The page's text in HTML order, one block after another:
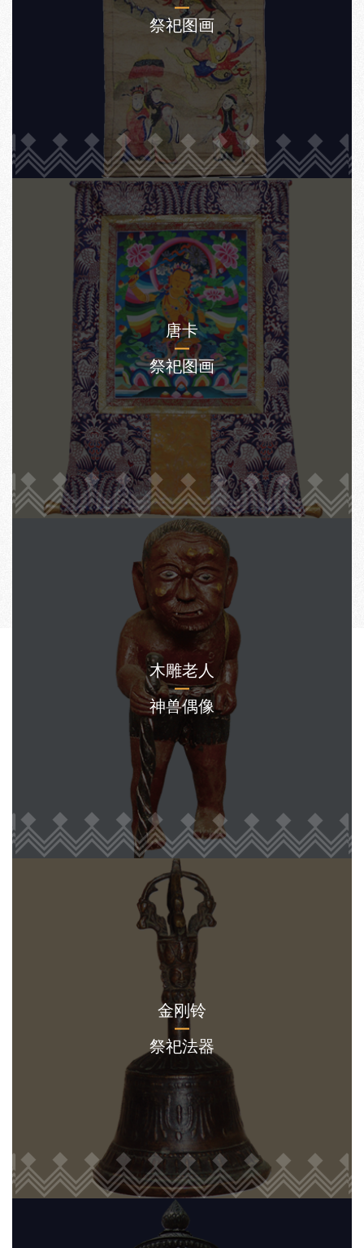
祭祀图画
唐卡
祭祀图画
木雕老人
神兽偶像
金刚铃
祭祀法器